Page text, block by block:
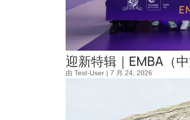
迎新特辑｜EMBA（
由Test-User |7 月 24, 2026